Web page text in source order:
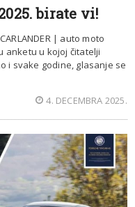
birate vi!
| auto moto
anketu u kojoj čitatelji
i svake godine, glasanje se
4. DECEMBRA 2025.